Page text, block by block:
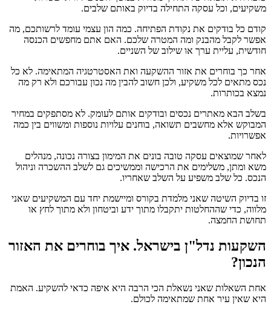
משקיעים, וכל עסקה התחילה בדיוק באותם שלבים.
קודם כל בודקים את נקודת הפתיחה. כמה הון עצמי עומד לרשותכם, מה
אפשר לקבל מהבנק ומה המטרה שלכם. האם אתם מחפשים הכנסה
חודשית, עליית ערך או שילוב של השניים.
אחר כך בוחרים את אזור ההשקעה ואת האסטרטגיה המתאימה. לא כל
נכס מתאים לכל משקיע, ולכן חשוב להבין מה נכון עבורכם ולא רק מה
נמצא בכותרות.
בשלב הבא מאתרים נכסים ובודקים אותם לעומק. לא מסתפקים במחיר
המבוקש אלא מחשבים תשואה, בוחנים עלויות נוספות ומשווים בין כמה
אפשרויות.
לאחר שמוצאים עסקה טובה בונים את המימון בצורה נכונה, מנהלים
משא ומתן, משלימים את הרכישה וממשיכים גם לשלב ההשכרה וניהול
הנכס. כל שלב משפיע על השלב שאחריו.
זו בדיוק השיטה שאני מלמדת בקורס ומיישמת יחד עם המשקיעים שאני
מלווה, כדי שההחלטות יתקבלו מתוך ידע וביטחון ולא מתוך לחץ או
תחושת החמצה.
השקעות נדל"ן בישראל. איך בוחרים את האזור
הנכון?
אחת השאלות שאני נשאלת הכי הרבה היא איפה כדאי להשקיע. האמת
היא שאין עיר אחת שמתאימה לכולם.